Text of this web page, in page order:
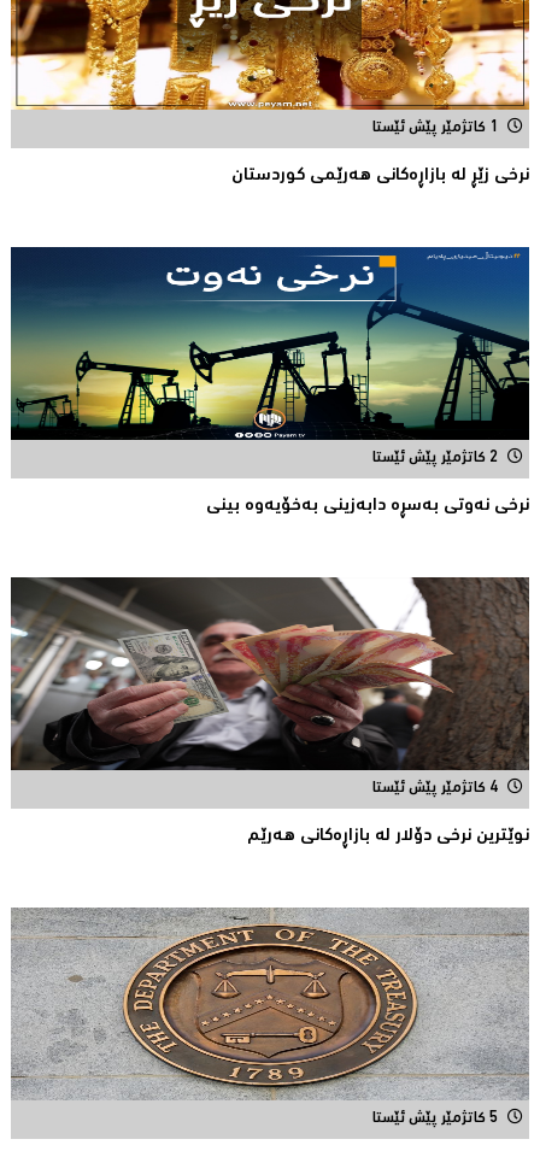
1 کاتژمێر پێش ئێستا
نرخی زێڕ له‌ بازاڕه‌كانی هه‌رێمی كوردستان
2 کاتژمێر پێش ئێستا
نرخی نه‌وتی به‌سڕه‌ دابه‌زینی به‌خۆیه‌وه‌ بینی
4 کاتژمێر پێش ئێستا
نوێترین نرخی دۆلار له‌ بازاڕه‌كانی هه‌رێم
5 کاتژمێر پێش ئێستا